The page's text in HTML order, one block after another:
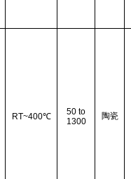
RT~400℃
50 to
1300
陶瓷